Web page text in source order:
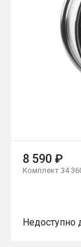
8 590 ₽
Комплект 34
Недоступно